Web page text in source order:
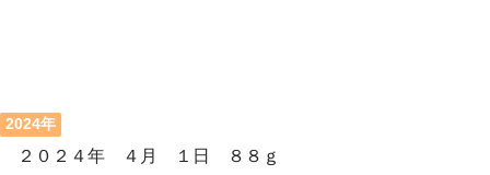
2024年
２０２４年 ４月 １日 ８８ｇ